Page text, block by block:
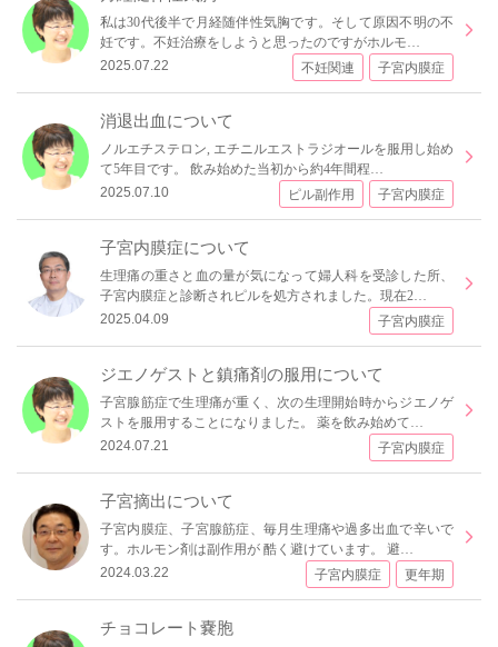
私は30代後半で月経随伴性気胸です。そして原因不明の不
妊です。不妊治療をしようと思ったのですがホルモ…
2025.07.22
不妊関連 子宮内膜症
消退出血について
ノルエチステロン, エチニルエストラジオールを服用し始め
て5年目です。 飲み始めた当初から約4年間程…
2025.07.10
ピル副作用 子宮内膜症
子宮内膜症について
生理痛の重さと血の量が気になって婦人科を受診した所、
子宮内膜症と診断されピルを処方されました。現在2…
2025.04.09
子宮内膜症
ジエノゲストと鎮痛剤の服用について
子宮腺筋症で生理痛が重く、次の生理開始時からジエノゲ
ストを服用することになりました。 薬を飲み始めて…
2024.07.21
子宮内膜症
子宮摘出について
子宮内膜症、子宮腺筋症、毎月生理痛や過多出血で辛いで
す。ホルモン剤は副作用が 酷く避けています。 避…
2024.03.22
子宮内膜症 更年期
チョコレート嚢胞